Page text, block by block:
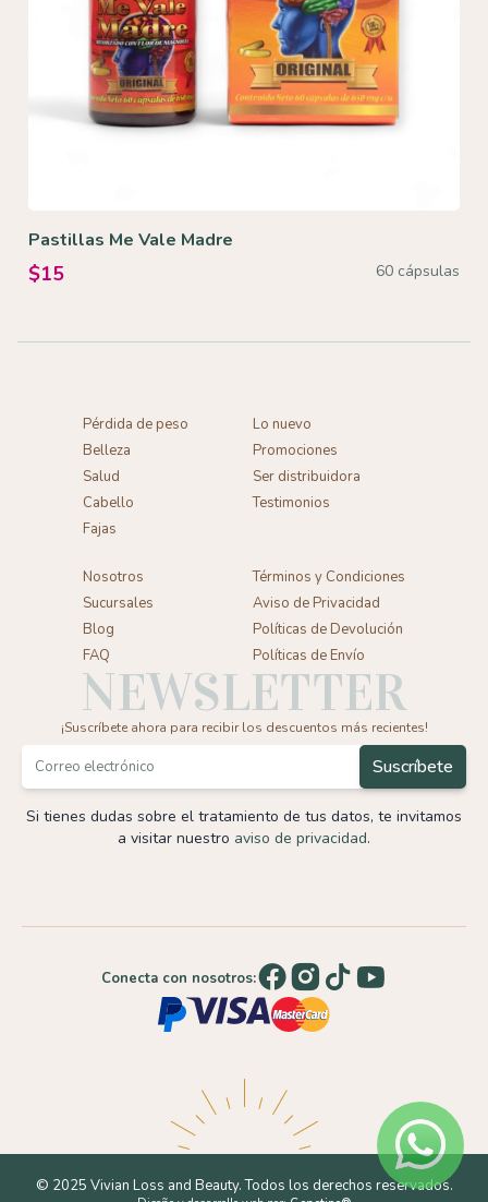
Pastillas Me Vale Madre
$15 60 cápsulas
Pérdida de peso
Belleza
Salud
Cabello
Fajas
Lo nuevo
Promociones
Ser distribuidora
Testimonios
Nosotros
Sucursales
Blog
FAQ
Términos y Condiciones
Aviso de Privacidad
Políticas de Devolución
Políticas de Envío
NEWSLETTER
¡Suscríbete ahora para recibir los descuentos más recientes!
Si tienes dudas sobre el tratamiento de tus datos, te invitamos
a visitar nuestro aviso de privacidad.
Conecta con nosotros:
© 2025 Vivian Loss and Beauty. Todos los derechos reservados.